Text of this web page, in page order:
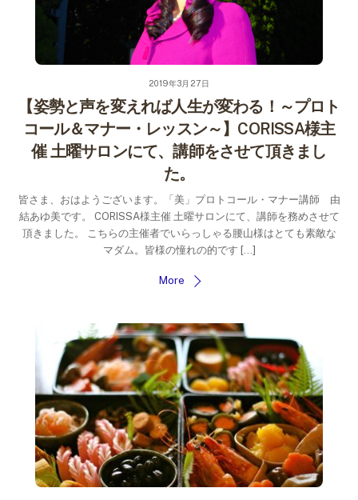
2019年3月27日
【姿勢と声を変えれば人生が変わる！～プロト
コール＆マナー・レッスン～】CORISSA様主
催 土曜サロンにて、講師をさせて頂きまし
た。
皆さま、おはようございます。「美」プロトコール・マナー講師 由
結あゆ美です。 CORISSA様主催 土曜サロンにて、講師を務めさせて
頂きました。 こちらの主催者でいらっしゃる腰山様はとても素敵な
マダム。皆様の憧れの的です […]
More